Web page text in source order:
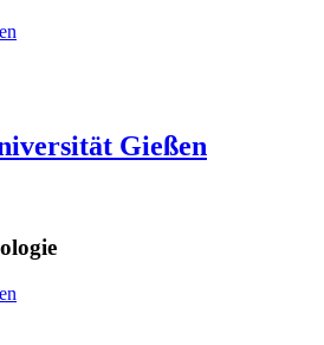
Gießen